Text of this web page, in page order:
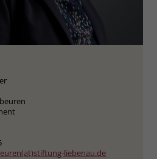
liebenau.de